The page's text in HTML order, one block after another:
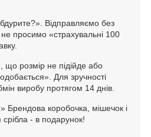
Відправляємо без
просимо «страхувальні 100
розмір не підійде або
Для зручності
виробу протягом 14 днів.
Брендова коробочка, мішечок і
срібла - в подарунок!